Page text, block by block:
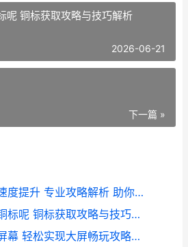
呢 铜标获取攻略与技巧解析
2026-06-21
下一篇 »
王者荣耀如何最快速度提升 专业攻略解析 助你一飞冲天
王者荣耀如何搞个铜标呢 铜标获取攻略与技巧解析
王者荣耀如何接大屏幕 轻松实现大屏畅玩攻略解析